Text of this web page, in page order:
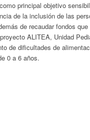
principal objetivo
de la inclusión de las
de recaudar fondos
ALITEA, Unidad
de dificultades de
0 a 6 años.